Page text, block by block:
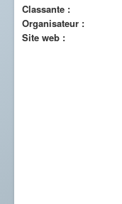
Classante :
Organisateur :
Site web :